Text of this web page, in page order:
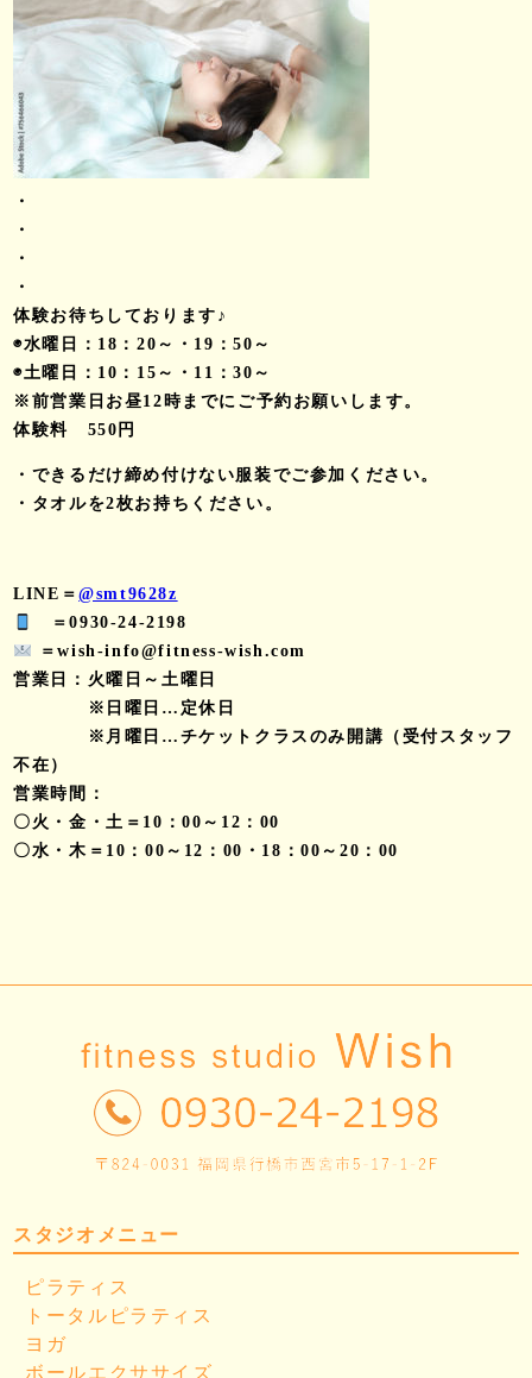
・
・
・
・
体験お待ちしております♪
◉水曜日：18：20～・19：50～
◉土曜日：10：15～・11：30～
※前営業日お昼12時までにご予約お願いします。
体験料 550円
・できるだけ締め付けない服装でご参加ください。
・タオルを2枚お持ちください。
LINE＝@smt9628z
＝0930-24-2198
＝wish-info@fitness-wish.com
営業日：火曜日～土曜日
※日曜日…定休日
※月曜日…チケットクラスのみ開講（受付スタッフ
不在）
営業時間：
〇火・金・土＝10：00～12：00
〇水・木＝10：00～12：00・18：00～20：00
スタジオメニュー
ピラティス
トータルピラティス
ヨガ
ボールエクササイズ